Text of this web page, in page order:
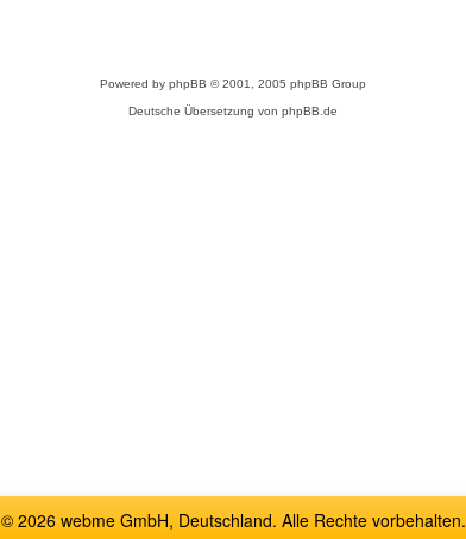
Powered by phpBB © 2001, 2005 phpBB Group
Deutsche Übersetzung von phpBB.de
© 2026 webme GmbH, Deutschland. Alle Rechte vorbehalten.